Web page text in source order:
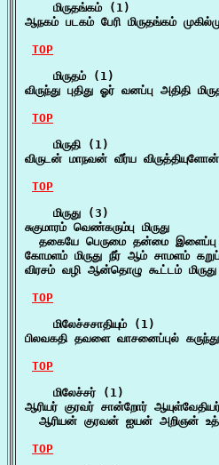
    மிருதங்கம் (1)
ஆநகம் படகம் பேரி மிருதங்கம்
TOP
    மிருதம் (1)
விருந்து புதிது ஓர் வனப்பு அதிதி
TOP
    மிருதி (1)
விருடன் மாநவன் வீர்ய
TOP
    மிருது (3)
சுகுமாரம் வெண்கரும்பு மிருது
தகையே பெருமை தன்மை
கோமளம் மிருது நீர் ஆம் சாமளம்
விரசம் வழி ஆன்தொழு கூட்டம்
TOP
    மிலேச்சசாதியும் (1)
பிலவகதி தவளை வாசனைப்புல்
TOP
    மிலேச்சர் (1)
ஆரியர் குரவர் சான்றோர்
ஆரியன் குரவன் ஐயன் அறிஞன்
TOP